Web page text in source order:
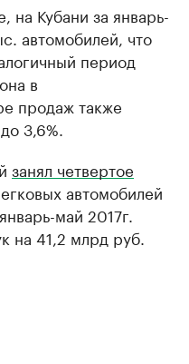
Кубани за январь-
автомобилей, что
период
в
продаж также
3,6%.
занял четвертое
автомобилей
май 2017г.
на 41,2 млрд руб.